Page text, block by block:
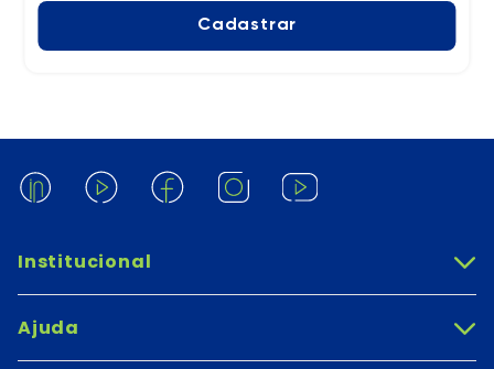
Cadastrar
Institucional +
Ajuda +